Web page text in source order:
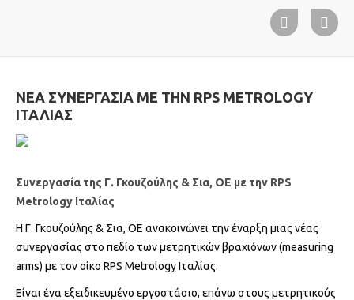
ΝΕΑ ΣΥΝΕΡΓΑΣΙΑ ΜΕ ΤΗΝ RPS METROLOGY
ΙΤΑΛΙΑΣ
Συνεργασία της Γ. Γκουζούλης & Σια, ΟΕ με την RPS
Metrology Ιταλίας
Η Γ. Γκουζούλης & Σια, ΟΕ ανακοινώνει την έναρξη μιας νέας
συνεργασίας στο πεδίο των μετρητικών βραχιόνων (measuring
arms) με τον οίκο RPS Metrology Ιταλίας.
Είναι ένα εξειδικευμένο εργοστάσιο, επάνω στους μετρητικούς